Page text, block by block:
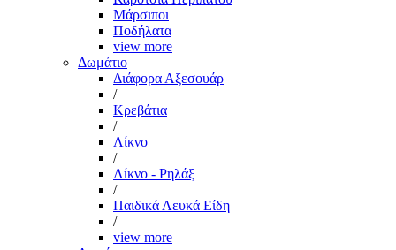
Μάρσιποι
Ποδήλατα
view more
Δωμάτιο
Διάφορα Αξεσουάρ
/
Κρεβάτια
/
Λίκνο
/
Λίκνο - Ρηλάξ
/
Παιδικά Λευκά Είδη
/
view more